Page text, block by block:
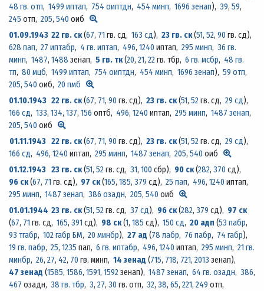
48 гв. отп, 1499 иптап, 754 оиптдн, 454 минп, 1696 зенап), 39, 59,
245 отп, 205, 540 оиб
01.09.1943 22 гв. ск(67, 71 гв. сд,163 сд),23 гв. ск(51,52,90 гв. сд),
628 пап, 27 иптабр, 4 гв. иптап, 496, 1240 иптап, 295 минп, 36 гв.
минп, 1487, 1488 зенап, 5 гв. тк(20, 21, 22гв. тбр, 6 гв. мсбр, 48 гв.
тп, 80 мцб, 1499 иптап, 754 оиптдн, 454 минп, 1696 зенап), 59 отп,
205, 540 оиб, 20 пмб
01.10.1943 22 гв. ск(67, 71,90 гв. сд),23 гв. ск(51,52гв. сд,29 сд),
166 сд, 133, 134, 137, 156 оптб, 496, 1240 иптап, 295 минп, 1487 зенап,
205, 540 оиб
01.11.1943 22 гв. ск(67, 71,90 гв. сд),23 гв. ск(51,52гв. сд,29 сд),
166 сд, 496, 1240 иптап, 295 минп, 1487 зенап, 205, 540 оиб
01.12.1943 23 гв. ск(51,52гв. сд,31,100 сбр), 90 ск(282,370 сд),
96 ск(67, 71 гв. сд), 97 ск(165, 185, 379 сд), 25 пап, 496, 1240 иптап,
295 минп, 1487 зенап, 386 озадн, 205, 540 оиб
01.01.1944 23 гв. ск(51,52гв. сд,37 сд), 96 ск(282,379 сд), 97 ск
(67, 71 гв. сд, 165, 391 сд), 98 ск(1, 185 сд), 150 сд, 20 адп (53 пабр,
93 тгабр, 102 габр БМ, 20 минбр), 27 ад (78 лабр, 76 пабр, 74 габр),
19 гв. пабр, 25, 1235 пап, 6 гв. иптабр, 496, 1240 иптап, 295 минп, 21 гв.
минбр, 26, 27, 42, 70 гв. минп, 14 зенад (715, 718, 721, 2013 зенап),
47 зенад (1585, 1586, 1591, 1592зенап), 1487 зенап, 64 гв. озадн, 386,
467 озадн, 38 гв. тбр, 3, 27, 30 гв. отп, 32, 38, 65, 221, 249 отп,